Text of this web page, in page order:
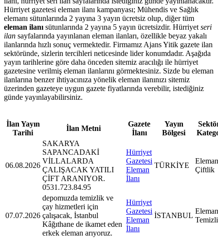
Hürriyet gazetesi eleman ilanı kampanyası; Mühendis ve Sağlık
elemanı sütunlarında 2 yayına 3 yayın ücretsiz olup, diğer tüm
eleman ilanı sütunlarında 2 yayına 5 yayın ücretsizdir. Hürriyet seri
ilan sayfalarında yayınlanan eleman ilanları, özellikle beyaz yakalı
ilanlarında hızlı sonuç vermektedir. Firmamız Ajans Yitik gazete ilan
sektöründe, sizlerin tercihleri neticesinde lider konumdadır. Aşağıda
yayın tarihlerine göre daha önceden sitemiz aracılığı ile hürriyet
gazetesine verilmiş eleman ilanlarını görmektesiniz. Sizde bu eleman
ilanlarına benzer ihtiyacınıza yönelik eleman ilanınızı sitemiz
üzerinden gazeteye uygun gazete fiyatlarında verebilir, istediğiniz
günde yayınlayabilirsiniz.
İlan Yayın
Tarihi
İlan Metni
Gazete
İlanı
Yayın
Bölgesi
06.08.2026
SAKARYA
SAPANCADAKİ
VİLLALARDA
ÇALIŞACAK YATILI
ÇİFT ARANIYOR.
0531.723.84.95
Hürriyet
Gazetesi
Eleman
İlanı
TÜRKİYE
Çiftlik
07.07.2026
depomuzda temizlik ve
çay hizmetleri için
çalışacak, İstanbul
Kâğıthane de ikamet eden
erkek eleman arıyoruz.
Hürriyet
Gazetesi
Eleman
İlanı
İSTANBUL